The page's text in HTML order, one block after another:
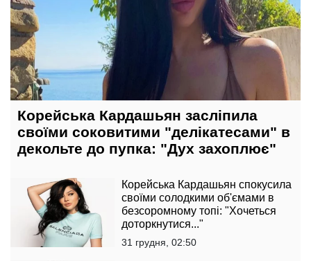
Корейська Кардашьян засліпила
своїми соковитими "делікатесами" в
декольте до пупка: "Дух захоплює"
Корейська Кардашьян спокусила
своїми солодкими об'ємами в
безсоромному топі: "Хочеться
доторкнутися..."
31 грудня, 02:50